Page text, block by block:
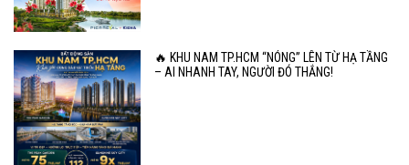
🔥 KHU NAM TP.HCM “NÓNG” LÊN TỪ HẠ TẦNG
– AI NHANH TAY, NGƯỜI ĐÓ THẮNG!